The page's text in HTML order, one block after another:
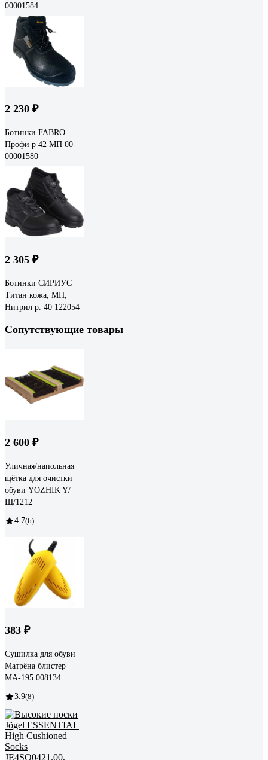
00001584
2 230 ₽
Ботинки FABRO
Профи р 42 МП 00-
00001580
2 305 ₽
Ботинки СИРИУС
Титан кожа, МП,
Нитрил р. 40 122054
Сопутствующие товары
2 600 ₽
Уличная/напольная
щётка для очистки
обуви YOZHIK Y/
Щ/1212
4.7(6)
383 ₽
Сушилка для обуви
Матрёна блистер
МА-195 008134
3.9(8)